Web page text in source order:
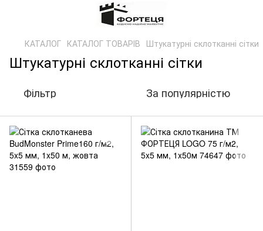
КАТАЛОГ КАТАЛОГ ТОВАРІВ Штукатурні склотканні сітки
Штукатурні склотканні сітки
Фільтр За популярністю